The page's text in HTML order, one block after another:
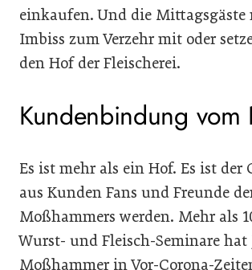
einkaufen. Und die Mittagsgäste
Imbiss zum Verzehr mit oder
den Hof der Fleischerei.
Kundenbindung vom
Es ist mehr als ein Hof. Es ist der
aus Kunden Fans und Freunde
Moßhammers werden. Mehr als
Wurst- und Fleisch-Seminare hat
Moßhammer in Vor-Corona-